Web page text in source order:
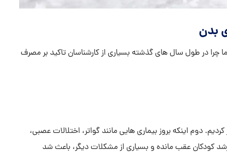
بدن
در طول سال های گذشته بسیاری از کارشناسان تاکید بر مصرف
دوم اینکه بروز بیماری هایی مانند گواتر، اختلالات عصبی،
کودکان عقب مانده و بسیاری از مشکلات دیگر، باعث شد